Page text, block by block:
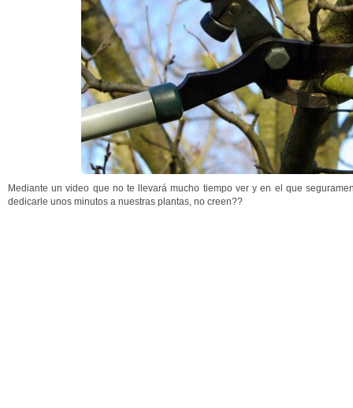
Mediante un video que no te llevará mucho tiempo ver y en el que
dedicarle unos minutos a nuestras plantas, no creen??